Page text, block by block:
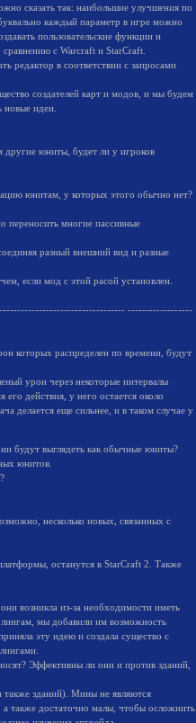
сказать так: наибольшие улучшения по
каждый параметр в игре можно
пользовательские функции и
с Warcraft и StarCraft.
редактор в соответствии с запросами
создателей карт и модов, и мы будем
идеи.
другие юниты, будет ли у игроков
юнитам, у которых этого обычно нет?
переносить многие пассивные
разный внешний вид и разные
если мод с этой расой установлен.
------------------
которых распределен по времени, будут
урон через некоторые интервалы
действия, у него остается около
делается еще сильнее, и в таком случае у
будут выглядеть как обычные юниты?
юнитов.
несколько новых, связанных с
останутся в StarCraft 2. Также
возникла из-за необходимости иметь
мы добавили им возможность
эту идею и создала существо с
Эффективны ли они и против зданий,
зданий). Мины не являются
также достаточно малы, чтобы осложнить